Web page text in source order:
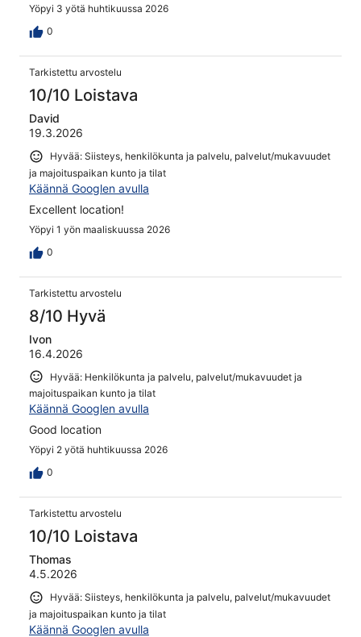
Yöpyi 3 yötä huhtikuussa 2026
0
Tarkistettu arvostelu
10/10 Loistava
David
19.3.2026
Hyvää: Siisteys, henkilökunta ja palvelu, palvelut/mukavuudet
ja majoituspaikan kunto ja tilat
Käännä Googlen avulla
Excellent location!
Yöpyi 1 yön maaliskuussa 2026
0
Tarkistettu arvostelu
8/10 Hyvä
Ivon
16.4.2026
Hyvää: Henkilökunta ja palvelu, palvelut/mukavuudet ja
majoituspaikan kunto ja tilat
Käännä Googlen avulla
Good location
Yöpyi 2 yötä huhtikuussa 2026
0
Tarkistettu arvostelu
10/10 Loistava
Thomas
4.5.2026
Hyvää: Siisteys, henkilökunta ja palvelu, palvelut/mukavuudet
ja majoituspaikan kunto ja tilat
Käännä Googlen avulla